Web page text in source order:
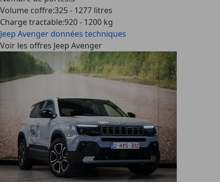
Volume coffre:325 - 1277 litres
Charge tractable:920 - 1200 kg
Jeep Avenger données techniques
Voir les offres Jeep Avenger